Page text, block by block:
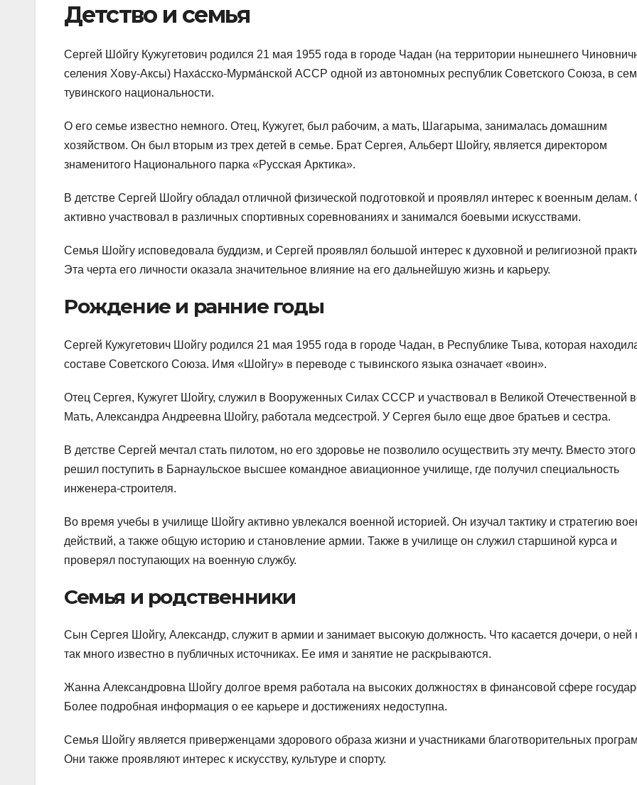
Детство и семья
Сергей Шо́йгу Кужугетович родился 21 мая 1955 года в городе Чадан (на территории нынешнего
селения Хову-Аксы) Наха́сско-Мурма́нской АССР одной из автономных республик Советского Союза, в
тувинского национальности.
О его семье известно немного. Отец, Кужугет, был рабочим, а мать, Шагарыма, занималась домашним
хозяйством. Он был вторым из трех детей в семье. Брат Сергея, Альберт Шойгу, является директором
знаменитого Национального парка «Русская Арктика».
В детстве Сергей Шойгу обладал отличной физической подготовкой и проявлял интерес к военным делам.
активно участвовал в различных спортивных соревнованиях и занимался боевыми искусствами.
Семья Шойгу исповедовала буддизм, и Сергей проявлял большой интерес к духовной и религиозной
Эта черта его личности оказала значительное влияние на его дальнейшую жизнь и карьеру.
Рождение и ранние годы
Сергей Кужугетович Шойгу родился 21 мая 1955 года в городе Чадан, в Республике Тыва, которая
составе Советского Союза. Имя «Шойгу» в переводе с тывинского языка означает «воин».
Отец Сергея, Кужугет Шойгу, служил в Вооруженных Силах СССР и участвовал в Великой Отечественной
Мать, Александра Андреевна Шойгу, работала медсестрой. У Сергея было еще двое братьев и сестра.
В детстве Сергей мечтал стать пилотом, но его здоровье не позволило осуществить эту мечту. Вместо
решил поступить в Барнаульское высшее командное авиационное училище, где получил специальность
инженера-строителя.
Во время учебы в училище Шойгу активно увлекался военной историей. Он изучал тактику и стратегию
действий, а также общую историю и становление армии. Также в училище он служил старшиной курса и
проверял поступающих на военную службу.
Семья и родственники
Сын Сергея Шойгу, Александр, служит в армии и занимает высокую должность. Что касается дочери, о ней
так много известно в публичных источниках. Ее имя и занятие не раскрываются.
Жанна Александровна Шойгу долгое время работала на высоких должностях в финансовой сфере
Более подробная информация о ее карьере и достижениях недоступна.
Семья Шойгу является приверженцами здорового образа жизни и участниками благотворительных
Они также проявляют интерес к искусству, культуре и спорту.